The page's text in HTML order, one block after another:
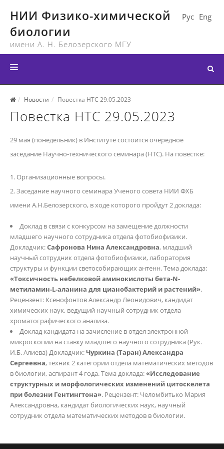
Eng
Рус
НИИ Физико-химической
биологии
имени А. Н. Белозерского МГУ
СТРУКТУРА ИНСТИТУТА
МЕРОПРИЯТИЯ
КОНТАКТЫ
Новости Повестка НТС 29.05.2023
Повестка НТС 29.05.2023
29 мая (понедельник) в Институте состоится очередное
заседание Научно-технического семинара (НТС). На повестке:
1. Организационные вопросы.
2. Заседание научного семинара Ученого совета НИИ ФХБ
имени А.Н.Белозерского, в ходе которого пройдут 2 доклада:
Доклад в связи с конкурсом на замещение должности
младшего научного сотрудника отдела фотобиофизики.
Докладчик:Сафронова Нина Александровна, младший
научный сотрудник отдела фотобиофизики, лаборатория
структуры и функции светособирающих антенн. Тема доклада:
«Токсичность небелковой аминокислоты бета-N-
метиламин-L-аланина для цианобактерий и растений».
Рецензент: Ксенофонтов Александр Леонидович, кандидат
химических наук, ведущий научный сотрудник отдела
хроматографического анализа.
Доклад кандидата на зачисление в отдел электронной
микроскопии на ставку младшего научного сотрудника (Рук.
И.Б. Алиева) Докладчик:Чуркина (Таран) Александра
Сергеевна, техник 2 категории отдела математических методов
в биологии, аспирант 4 года. Тема доклада:«Исследование
структурных и морфологических изменений цитоскелета
при болезни Гентингтона». Рецензент: Челомбитько Мария
Александровна, кандидат биологических наук, научный
сотрудник отдела математических методов в биологии.